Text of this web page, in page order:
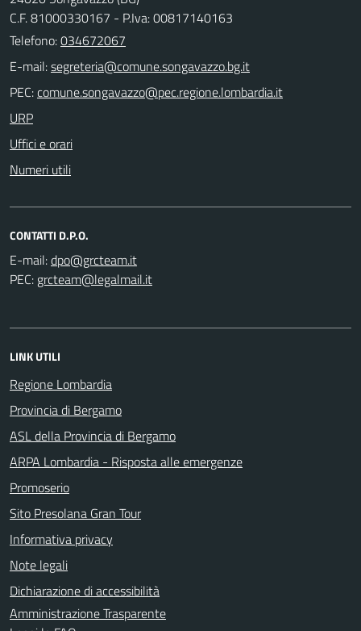
C.F. 81000330167 - P.Iva: 00817140163
Telefono:034672067
E-mail:
PEC:
URP
Uffici e orari
Numeri utili
CONTATTI D.P.O.
E-mail:
PEC:
LINK UTILI
Regione Lombardia
Provincia di Bergamo
ASL della Provincia di Bergamo
ARPA Lombardia - Risposta alle emergenze
Promoserio
Sito Presolana Gran Tour
Informativa privacy
Note legali
Dichiarazione di accessibilità
Amministrazione Trasparente